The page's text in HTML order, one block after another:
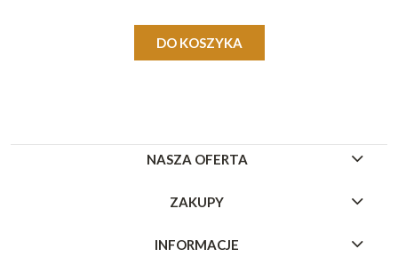
DO KOSZYKA
NASZA OFERTA
ZAKUPY
INFORMACJE